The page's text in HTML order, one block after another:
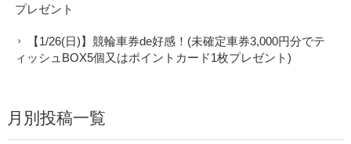
プレゼント
【1/26(日)】競輪車券de好感！(未確定車券3,000円分でテ
ィッシュBOX5個又はポイントカード1枚プレゼント)
月別投稿一覧